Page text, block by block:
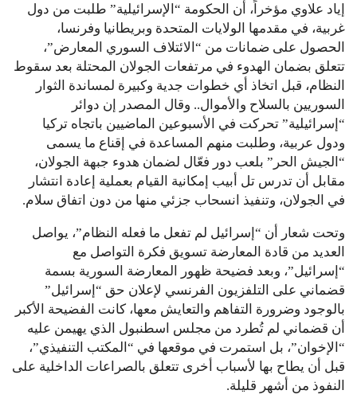
إياد علاوي مؤخراً، أن الحكومة “الإسرائيلية” طلبت من دول
غربية، في مقدمها الولايات المتحدة وبريطانيا وفرنسا،
الحصول على ضمانات من “الائتلاف السوري المعارض”،
تتعلق بضمان الهدوء في مرتفعات الجولان المحتلة بعد سقوط
النظام، قبل اتخاذ أي خطوات جدية وكبيرة لمساندة الثوار
السوريين بالسلاح والأموال.. وقال المصدر إن دوائر
“إسرائيلية” تحركت في الأسبوعين الماضيين باتجاه تركيا
ودول عربية، وطلبت منهم المساعدة في إقناع ما يسمى
“الجيش الحر” بلعب دور فعّال لضمان هدوء جبهة الجولان،
مقابل أن تدرس تل أبيب إمكانية القيام بعملية إعادة انتشار
في الجولان، وتنفيذ انسحاب جزئي منها من دون اتفاق سلام.
وتحت شعار أن “إسرائيل لم تفعل ما فعله النظام”، يواصل
العديد من قادة المعارضة تسويق فكرة التواصل مع
“إسرائيل”، وبعد فضيحة ظهور المعارضة السورية بسمة
قضماني على التلفزيون الفرنسي لإعلان حق “إسرائيل”
بالوجود وضرورة التفاهم والتعايش معها، كانت الفضيحة الأكبر
أن قضماني لم تُطرد من مجلس اسطنبول الذي يهيمن عليه
“الإخوان”، بل استمرت في موقعها في “المكتب التنفيذي”،
قبل أن يطاح بها لأسباب أخرى تتعلق بالصراعات الداخلية على
النفوذ من أشهر قليلة.